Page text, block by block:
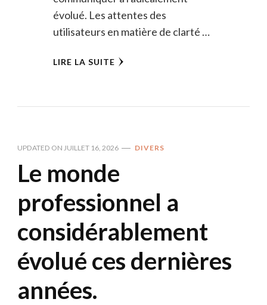
évolué. Les attentes des
utilisateurs en matière de clarté …
LIRE LA SUITE
UPDATED ON JUILLET 16, 2026 DIVERS
Le monde
professionnel a
considérablement
évolué ces dernières
années.